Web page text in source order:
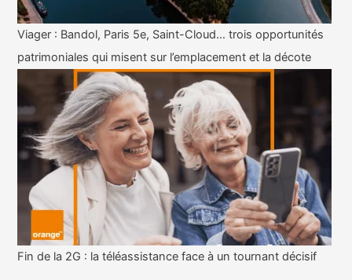
Viager : Bandol, Paris 5e, Saint-Cloud… trois opportunités
patrimoniales qui misent sur l’emplacement et la décote
Fin de la 2G : la téléassistance face à un tournant décisif